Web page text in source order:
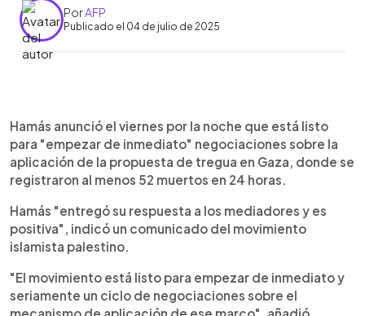
PorAFP
Publicado el 04 de julio de 2025
Escuchar artículo
Hamás anunció el viernes por la noche que está listo
para "empezar de inmediato" negociaciones sobre la
aplicación de la propuesta de tregua en Gaza, donde se
registraron al menos 52 muertos en 24 horas.
Hamás "entregó su respuesta a los mediadores y es
positiva", indicó un comunicado del movimiento
islamista palestino.
"El movimiento está listo para empezar de inmediato y
seriamente un ciclo de negociaciones sobre el
mecanismo de aplicación de ese marco", añadió.